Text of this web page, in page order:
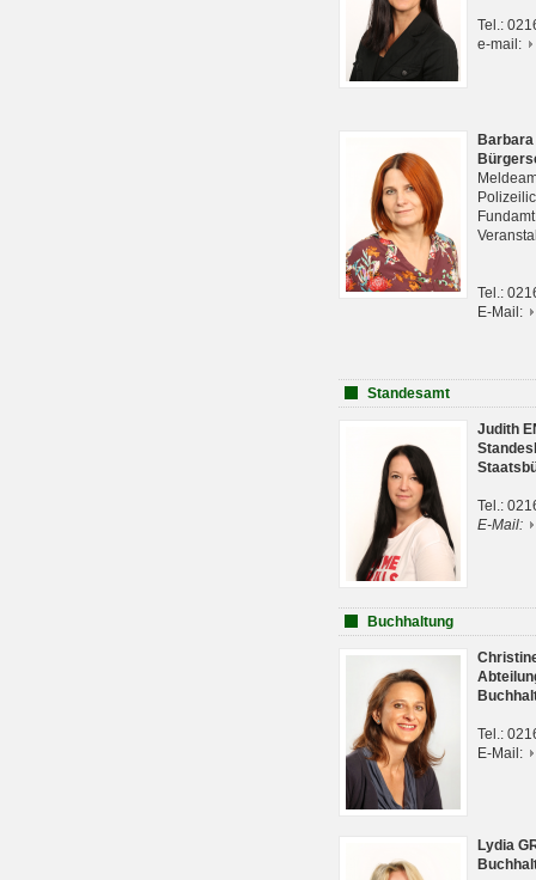
Tel.:
e-mail:
Tel.:
E-Mail:
Standesamt
Judith
Tel.:
E-Mail:
Buchhaltung
Tel.:
E-Mail:
Lydia